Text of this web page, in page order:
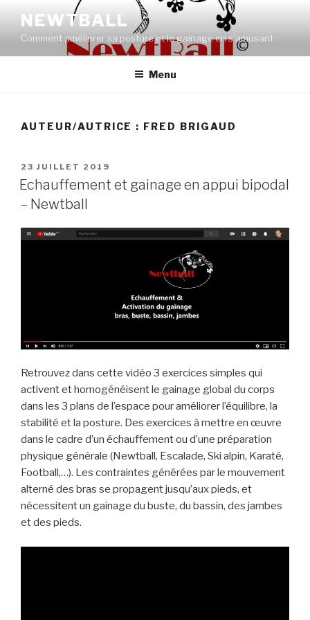
contenu
principal
NEWTBALL
Comment améliorer sa posture et le gainage en s'amusant
Menu
AUTEUR/AUTRICE : FRED BRIGAUD
PUBLIÉ
LE
23 JUILLET 2019
Echauffement et gainage en appui bipodal
– Newtball
Retrouvez dans cette vidéo 3 exercices simples qui
activent et homogénéisent le gainage global du corps
dans les 3 plans de l’espace pour améliorer l’équilibre, la
stabilité et la posture. Des exercices à mettre en œuvre
dans le cadre d’un échauffement ou d’une préparation
physique générale (Newtball, Escalade, Ski alpin, Karaté,
Football,…). Les contraintes générées par le mouvement
alterné des bras se propagent jusqu’aux pieds, et
nécessitent un gainage du buste, du bassin, des jambes
et des pieds.